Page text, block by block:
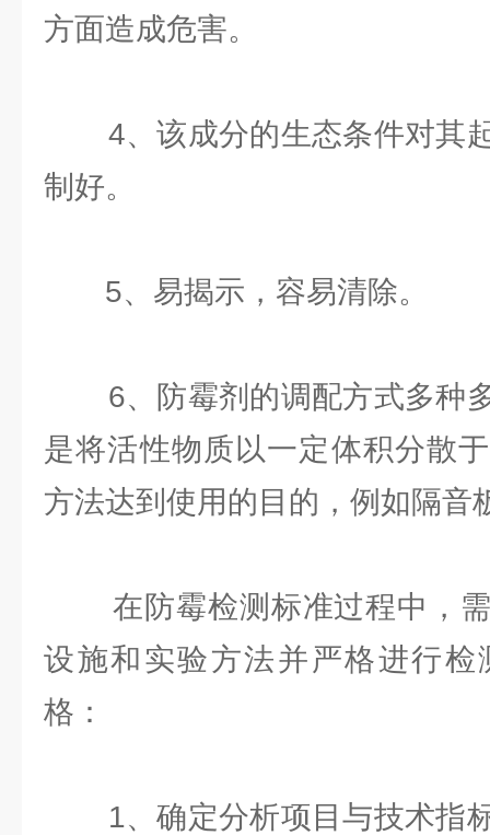
方面造成危害。
4、该成分的生态条件对其
制好。
5、易揭示，容易清除。
6、防霉剂的调配方式多种
是将活性物质以一定体积分散
方法达到使用的目的，例如隔音
在防霉检测标准过程中，需
设施和实验方法并严格进行检
格：
1、确定分析项目与技术指